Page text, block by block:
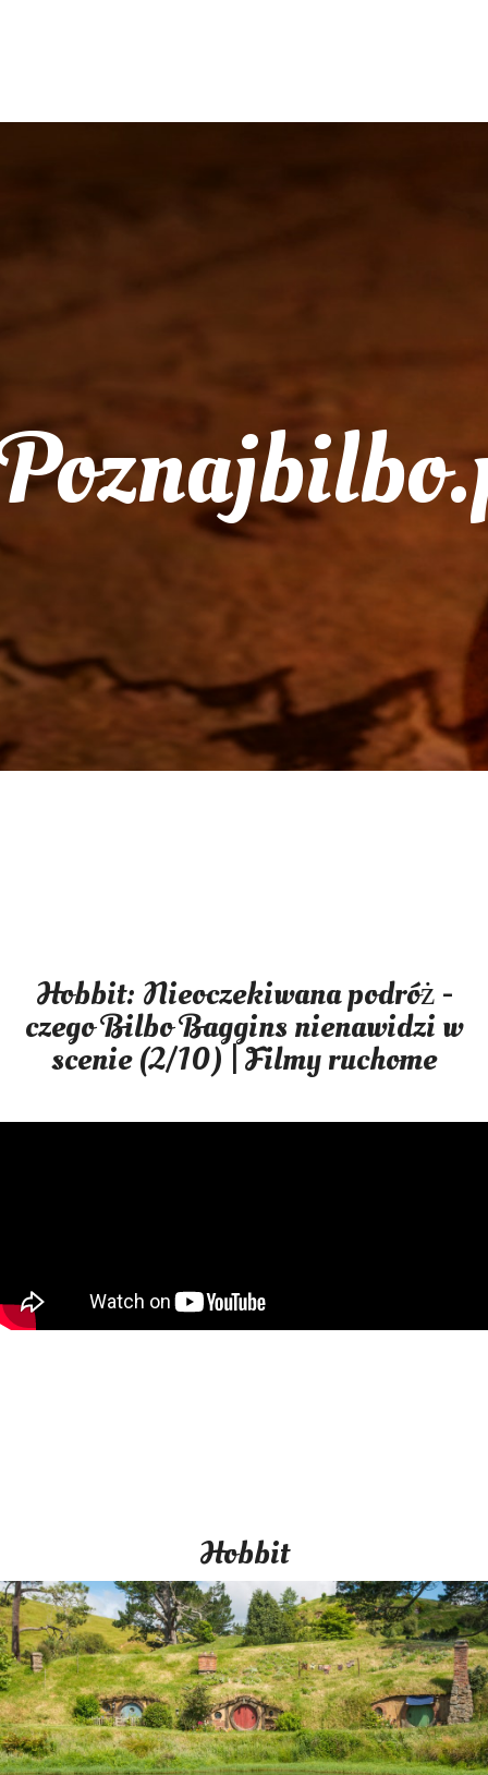
Hobbit: Nieoczekiwana podróż -
czego Bilbo Baggins nienawidzi w
scenie (2/10) | Filmy ruchome
Hobbit